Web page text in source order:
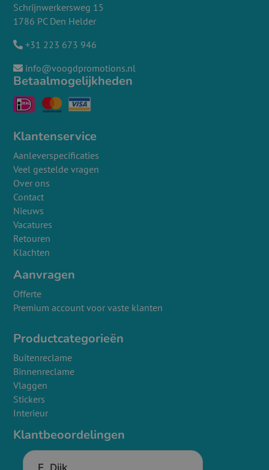
Schrijnwerkersweg 15
1786 PC Den Helder
+31 223 673 946
info@voogdpromotions.nl
Betaalmogelijkheden
Klantenservice
Aanleverspecificaties
Veel gestelde vragen
Over ons
Contact
Nieuws
Vacatures
Retouren
Klachten
Aanvragen
Offerte
Premium account voor vaste klanten
Productcategorieën
Buitenreclame
Binnenreclame
Vlaggen
Stickers
Interieur
Klantbeoordelingen